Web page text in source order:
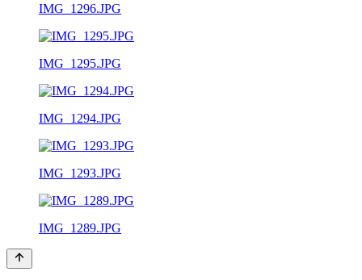
IMG_1296.JPG
IMG_1295.JPG
IMG_1294.JPG
IMG_1293.JPG
IMG_1289.JPG